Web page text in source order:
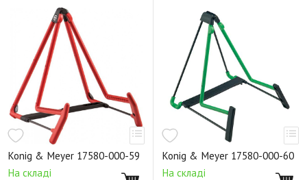
Konig & Meyer 17580-000-59
На складі
Konig & Meyer 17580-000-60
На складі